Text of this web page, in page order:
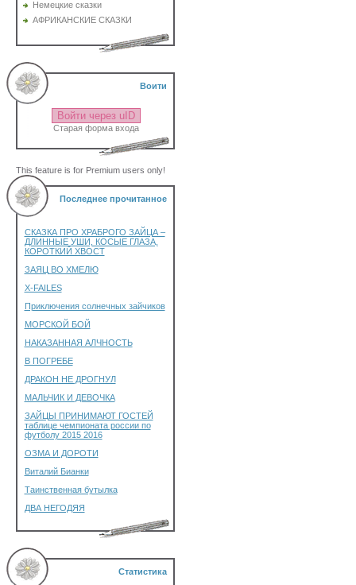
Немецкие сказки
АФРИКАНСКИЕ СКАЗКИ
Воити
Войти через uID
Старая форма входа
This feature is for Premium users only!
Последнее прочитанное
СКАЗКА ПРО ХРАБРОГО ЗАЙЦА –
ДЛИННЫЕ УШИ, КОСЫЕ ГЛАЗА,
КОРОТКИЙ ХВОСТ
ЗАЯЦ ВО ХМЕЛЮ
X-FAILES
Приключения солнечных зайчиков
МОРСКОЙ БОЙ
НАКАЗАННАЯ АЛЧНОСТЬ
В ПОГРЕБЕ
ДРАКОН НЕ ДРОГНУЛ
МАЛЬЧИК И ДЕВОЧКА
ЗАЙЦЫ ПРИНИМАЮТ ГОСТЕЙ
таблице чемпионата россии по
футболу 2015 2016
ОЗМА И ДОРОТИ
Виталий Бианки
Таинственная бутылка
ДВА НЕГОДЯЯ
Статистика